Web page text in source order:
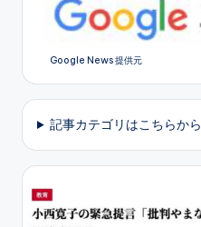
Google News 提供元
記事カテゴリはこちらから